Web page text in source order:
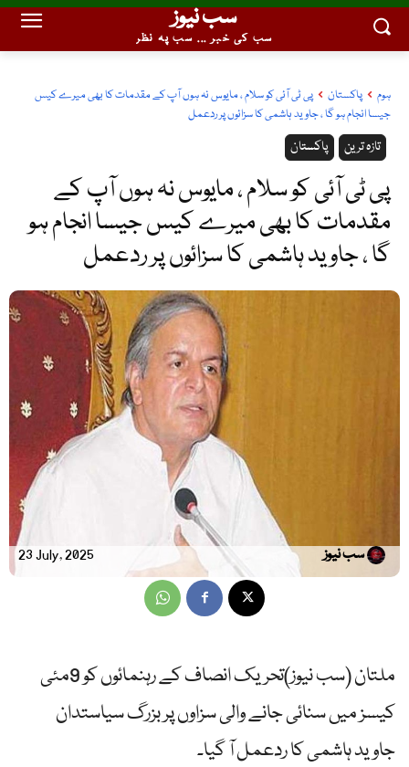
سب نیوز
سب کی خبر ... سب پہ نظر
ہوم پاکستان
پی ٹی آئی کو سلام ، مایوس نہ ہوں آپ کے مقدمات کا بھی میرے کیس
جیسا انجام ہو گا ، جاوید ہاشمی کا سزائوں پر ردعمل
پاکستان تازہ ترین
پی ٹی آئی کو سلام ، مایوس نہ ہوں آپ کے
مقدمات کا بھی میرے کیس جیسا انجام ہو
گا ، جاوید ہاشمی کا سزائوں پر ردعمل
23 July, 2025 سب نیوز
ملتان (سب نیوز)تحریک انصاف کے رہنمائوں کو 9مئی
کیسز میں سنائی جانے والی سزاوں پر بزرگ سیاستدان
جاوید ہاشمی کا ردعمل آ گیا۔